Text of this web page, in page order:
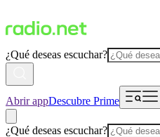
¿Qué deseas escuchar?
Abrir appDescubre Prime
¿Qué deseas escuchar?